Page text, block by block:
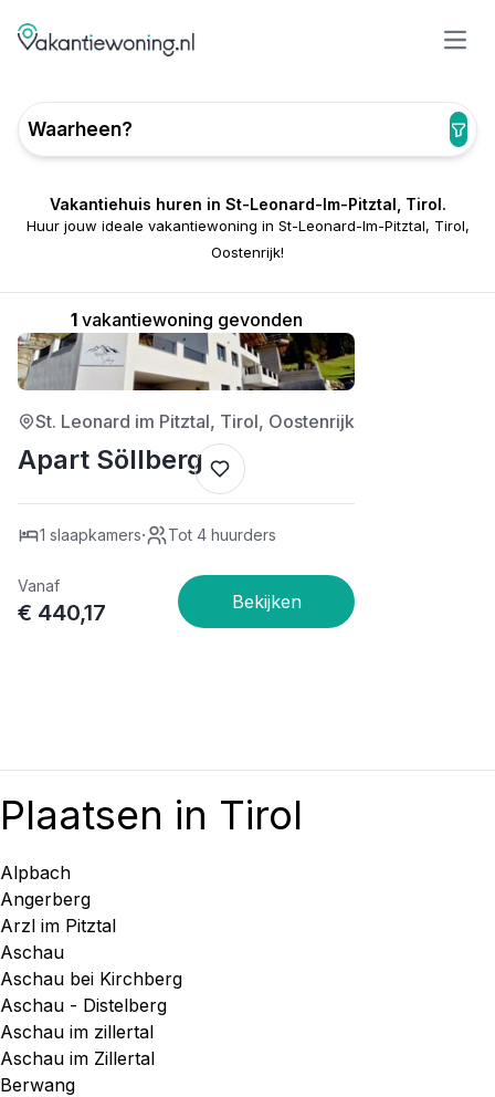
Waarheen?
Vakantiehuis huren in St-Leonard-Im-Pitztal, Tirol.
Huur jouw ideale vakantiewoning in St-Leonard-Im-Pitztal, Tirol,
Oostenrijk!
1vakantiewoning gevonden
4/5
St. Leonard im Pitztal, Tirol, Oostenrijk
Apart Söllberg
1 slaapkamers· Tot 4 huurders
Vanaf
€ 440,17
Plaatsen in Tirol
Alpbach
Angerberg
Arzl im Pitztal
Aschau
Aschau bei Kirchberg
Aschau - Distelberg
Aschau im zillertal
Aschau im Zillertal
Berwang